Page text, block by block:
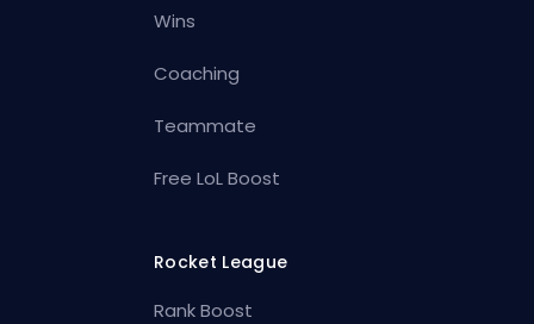
Wins
Coaching
Teammate
Free LoL Boost
Rocket League
Rank Boost